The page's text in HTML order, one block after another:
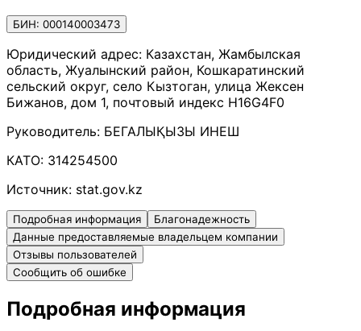
БИН: 000140003473
Юридический адрес: Казахстан, Жамбылская
область, Жуалынский район, Кошкаратинский
сельский округ, село Кызтоган, улица Жексен
Бижанов, дом 1, почтовый индекс H16G4F0
Руководитель: БЕГАЛЫҚЫЗЫ ИНЕШ
КАТО: 314254500
Источник: stat.gov.kz
Подробная информация
Благонадежность
Данные предоставляемые владельцем компании
Отзывы пользователей
Сообщить об ошибке
Подробная информация